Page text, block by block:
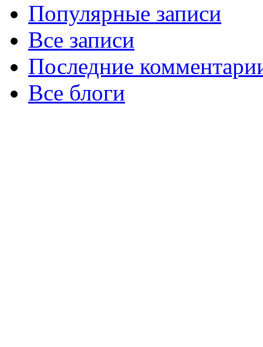
Популярные записи
Все записи
Последние
Все блоги